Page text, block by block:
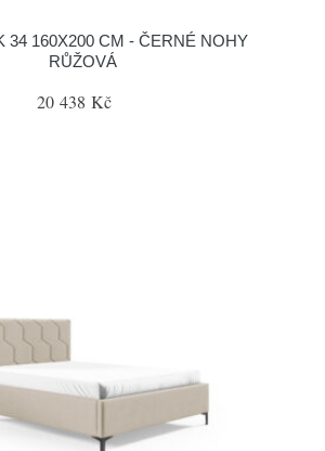
34 160X200 CM - ČERNÉ NOHY
RŮŽOVÁ
20 438 Kč